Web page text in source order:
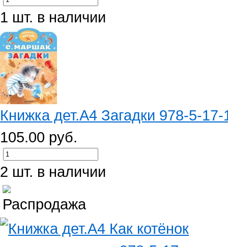
1 шт. в наличии
Книжка дет.А4 Загадки 978-5-
105.00 руб.
2 шт. в наличии